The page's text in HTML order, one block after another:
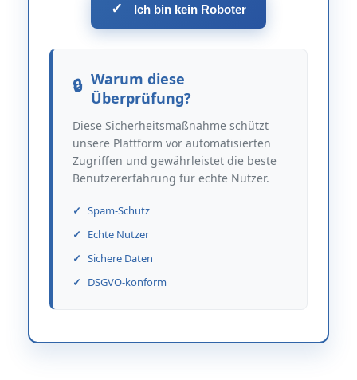
✓ Ich bin kein Roboter
Warum diese
Überprüfung?
Diese Sicherheitsmaßnahme schützt
unsere Plattform vor automatisierten
Zugriffen und gewährleistet die beste
Benutzererfahrung für echte Nutzer.
Spam-Schutz
Echte Nutzer
Sichere Daten
DSGVO-konform